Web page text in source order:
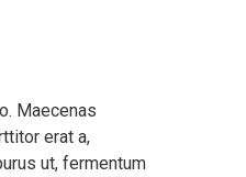
Maecenas
erat a,
ut, fermentum